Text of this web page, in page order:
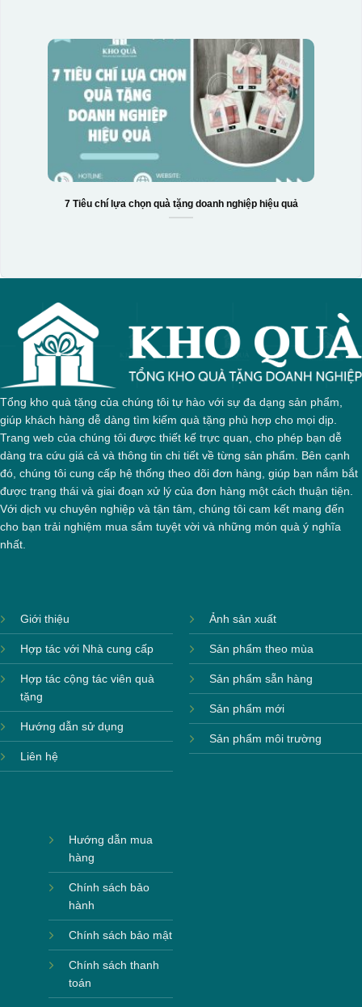
7 Tiêu chí lựa chọn quà tặng doanh nghiệp hiệu quả
Tổng kho quà tặng của chúng tôi tự hào với sự đa dạng sản phẩm,
giúp khách hàng dễ dàng tìm kiếm quà tặng phù hợp cho mọi dịp.
Trang web của chúng tôi được thiết kế trực quan, cho phép bạn dễ
dàng tra cứu giá cả và thông tin chi tiết về từng sản phẩm. Bên cạnh
đó, chúng tôi cung cấp hệ thống theo dõi đơn hàng, giúp bạn nắm bắt
được trạng thái và giai đoạn xử lý của đơn hàng một cách thuận tiện.
Với dịch vụ chuyên nghiệp và tận tâm, chúng tôi cam kết mang đến
cho bạn trải nghiệm mua sắm tuyệt vời và những món quà ý nghĩa
nhất.
Giới thiệu
Hợp tác với Nhà cung cấp
Hợp tác cộng tác viên quà
tặng
Hướng dẫn sử dụng
Liên hệ
Ảnh sản xuất
Sản phẩm theo mùa
Sản phẩm sẵn hàng
Sản phẩm mới
Sản phẩm môi trường
Hướng dẫn mua
hàng
Chính sách bảo
hành
Chính sách bảo mật
Chính sách thanh
toán